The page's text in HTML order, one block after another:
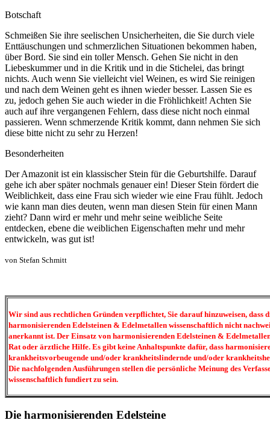
Botschaft
Schmeißen Sie ihre seelischen Unsicherheiten, die Sie durch viele
Enttäuschungen und schmerzlichen Situationen bekommen haben,
über Bord. Sie sind ein toller Mensch. Gehen Sie nicht in den
Liebeskummer und in die Kritik und in die Stichelei, das bringt
nichts. Auch wenn Sie vielleicht viel Weinen, es wird Sie reinigen
und nach dem Weinen geht es ihnen wieder besser. Lassen Sie es
zu, jedoch gehen Sie auch wieder in die Fröhlichkeit! Achten Sie
auch auf ihre vergangenen Fehlern, dass diese nicht noch einmal
passieren. Wenn schmerzende Kritik kommt, dann nehmen Sie sich
diese bitte nicht zu sehr zu Herzen!
Besonderheiten
Der Amazonit ist ein klassischer Stein für die Geburtshilfe. Darauf
gehe ich aber später nochmals genauer ein! Dieser Stein fördert die
Weiblichkeit, dass eine Frau sich wieder wie eine Frau fühlt. Jedoch
wie kann man dies deuten, wenn man diesen Stein für einen Mann
zieht? Dann wird er mehr und mehr seine weibliche Seite
entdecken, ebene die weiblichen Eigenschaften mehr und mehr
entwickeln, was gut ist!
von Stefan Schmitt
Wir sind aus rechtlichen Gründen verpflichtet, Sie darauf hinzuweisen, dass
harmonisierenden Edelsteinen & Edelmetallen wissenschaftlich nicht
anerkannt ist. Der Einsatz von harmonisierenden Edelsteinen &
Rat oder ärztliche Hilfe. Es gibt keine Anhaltspunkte dafür, dass
krankheitsvorbeugende und/oder krankheitslindernde und/oder
Die nachfolgenden Ausführungen stellen die persönliche Meinung des
wissenschaftlich fundiert zu sein.
Die harmonisierenden Edelsteine